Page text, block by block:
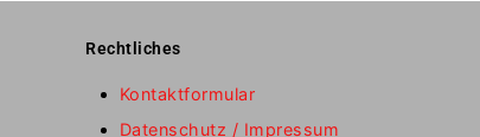
Rechtliches
Kontaktformular
Datenschutz / Impressum